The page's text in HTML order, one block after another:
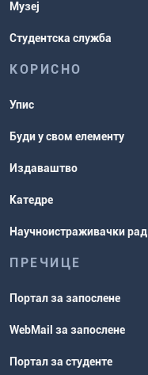
Музеј
Студентска служба
КОРИСНО
Упис
Буди у свом елементу
Издаваштво
Катедре
Научноистраживачки рад
ПРЕЧИЦЕ
Портал за запослене
WebMail за запослене
Портал за студенте